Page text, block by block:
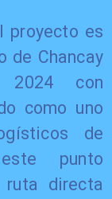
proyecto es
de Chancay
2024 con
como uno
de
punto
directa